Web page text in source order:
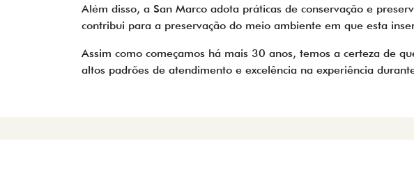
Além disso, a San Marco adota práticas de conservação e
contribui para a preservação do meio ambiente em que esta
Assim como começamos há mais 30 anos, temos a certeza de
altos padrões de atendimento e excelência na experiência